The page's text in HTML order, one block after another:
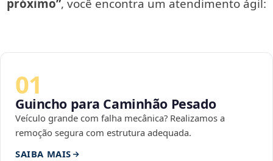
próximo”, você encontra um atendimento ágil:
01
Guincho para Caminhão Pesado
Veículo grande com falha mecânica? Realizamos a
remoção segura com estrutura adequada.
SAIBA MAIS